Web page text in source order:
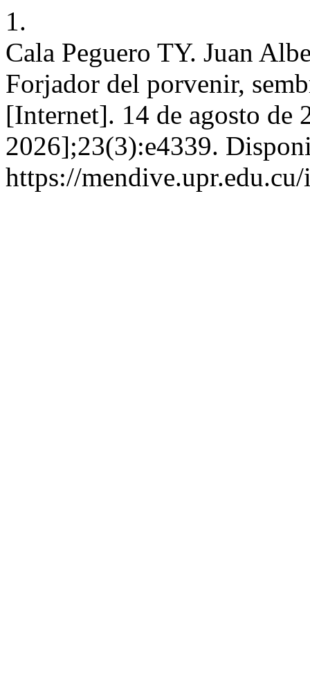
1.
Cala Peguero TY. Juan
Forjador del porvenir,
[Internet]. 14 de agosto de
2026];23(3):e4339.
https://